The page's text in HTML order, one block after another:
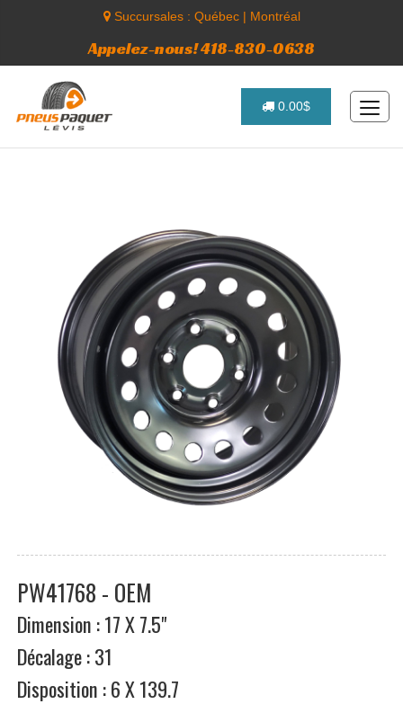
Succursales : Québec| Montréal
Appelez-nous! 418-830-0638
0.00$
PW41768 - OEM
Dimension : 17 X 7.5"
Décalage : 31
Disposition : 6 X 139.7